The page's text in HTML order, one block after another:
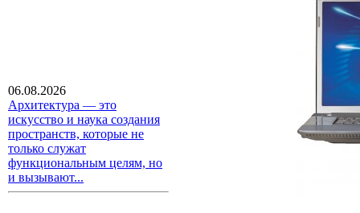
06.08.2026
Архитектура — это
искусство и наука создания
пространств, которые не
только служат
функциональным целям, но
и вызывают...